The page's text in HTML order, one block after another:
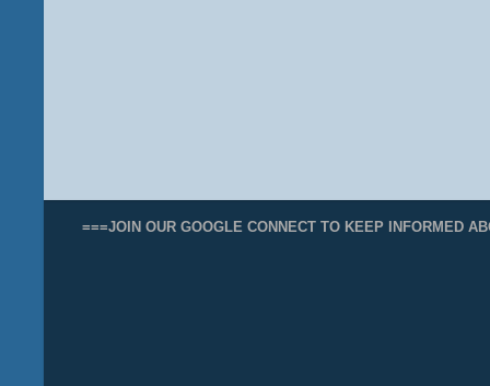
===JOIN OUR GOOGLE CONNECT TO KEEP INFORMED